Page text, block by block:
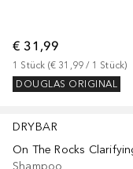
€ 31,99
1 Stück (€ 31,99 / 1 Stück)
DOUGLAS ORIGINAL
DRYBAR
Shampoo